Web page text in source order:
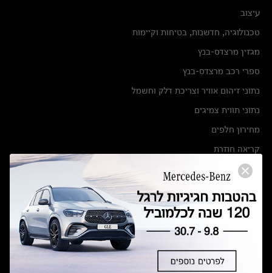
עיצוב
טכנולוגיה, חדשנות, בטיחות וקיימות
מגזין מרצדס-בנץ
ספרי רכב מרצדס-בנץ
נתוני זיהום אוויר וצריכת דלק וחשמל
נתוני תווית צמיגים
מחירון חלפים
קריאה חוזרת
הודעה על הטבות לרכבי מרצדס בהסדר פשרה בתצ 56447-02-19
תקנון ימי מכירות 120 לכלמוביל
מצאו אותנו